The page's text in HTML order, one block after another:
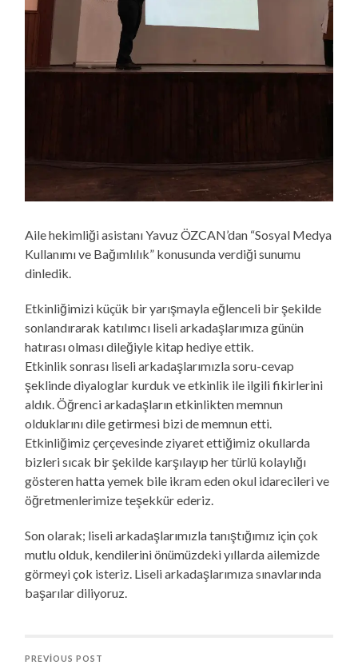
Aile hekimliği asistanı Yavuz ÖZCAN’dan “Sosyal Medya
Kullanımı ve Bağımlılık” konusunda verdiği sunumu
dinledik.
Etkinliğimizi küçük bir yarışmayla eğlenceli bir şekilde
sonlandırarak katılımcı liseli arkadaşlarımıza günün
hatırası olması dileğiyle kitap hediye ettik.
Etkinlik sonrası liseli arkadaşlarımızla soru-cevap
şeklinde diyaloglar kurduk ve etkinlik ile ilgili fikirlerini
aldık. Öğrenci arkadaşların etkinlikten memnun
olduklarını dile getirmesi bizi de memnun etti.
Etkinliğimiz çerçevesinde ziyaret ettiğimiz okullarda
bizleri sıcak bir şekilde karşılayıp her türlü kolaylığı
gösteren hatta yemek bile ikram eden okul idarecileri ve
öğretmenlerimize teşekkür ederiz.
Son olarak; liseli arkadaşlarımızla tanıştığımız için çok
mutlu olduk, kendilerini önümüzdeki yıllarda ailemizde
görmeyi çok isteriz. Liseli arkadaşlarımıza sınavlarında
başarılar diliyoruz.
PREVIOUS POST